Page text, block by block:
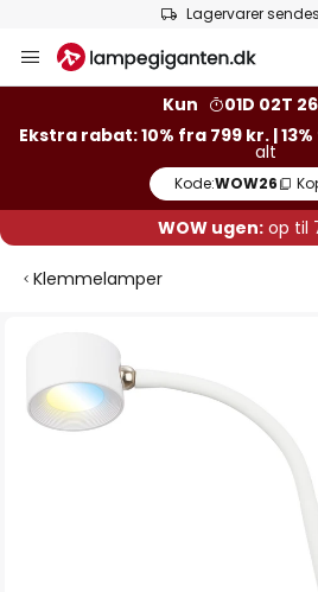
Lagervarer
to
Kun
01D 02T
Ekstra rabat: 10% fra 799 kr. |
alt
Kode:WOW26
WOW ugen:op til
Klemmelamper
slutningen